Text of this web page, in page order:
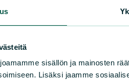
sisällön ja mainosten
Lisäksi jaamme